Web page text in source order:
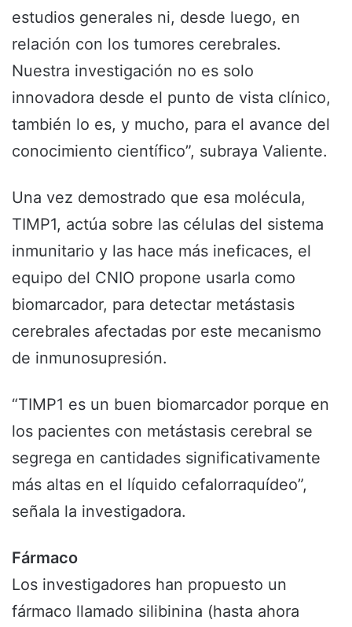
estudios generales ni, desde luego, en
relación con los tumores cerebrales.
Nuestra investigación no es solo
innovadora desde el punto de vista clínico,
también lo es, y mucho, para el avance del
conocimiento científico”, subraya Valiente.
Una vez demostrado que esa molécula,
TIMP1, actúa sobre las células del sistema
inmunitario y las hace más ineficaces, el
equipo del CNIO propone usarla como
biomarcador, para detectar metástasis
cerebrales afectadas por este mecanismo
de inmunosupresión.
“TIMP1 es un buen biomarcador porque en
los pacientes con metástasis cerebral se
segrega en cantidades significativamente
más altas en el líquido cefalorraquídeo”,
señala la investigadora.
Fármaco
Los investigadores han propuesto un
fármaco llamado silibinina (hasta ahora